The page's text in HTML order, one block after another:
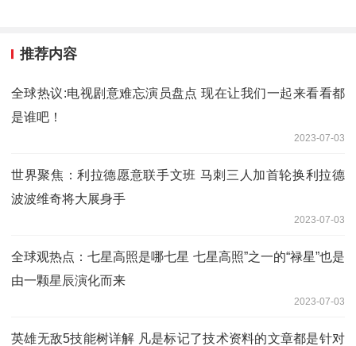
推荐内容
全球热议:电视剧意难忘演员盘点 现在让我们一起来看看都
是谁吧！
2023-07-03
世界聚焦：利拉德愿意联手文班 马刺三人加首轮换利拉德
波波维奇将大展身手
2023-07-03
全球观热点：七星高照是哪七星 七星高照”之一的“禄星”也是
由一颗星辰演化而来
2023-07-03
英雄无敌5技能树详解 凡是标记了技术资料的文章都是针对